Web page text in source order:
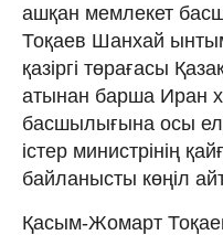
ашқан мемлекет
Тоқаев Шанхай
қазіргі төрағасы
атынан барша Иран
басшылығына осы
істер министрінің
байланысты көңіл
Қасым-Жомарт